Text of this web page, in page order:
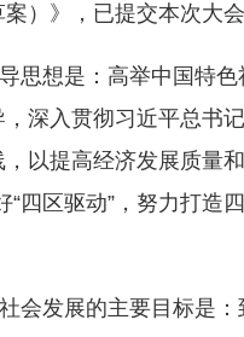
）》，已提交本次大
想是：高举中国特色
深入贯彻习近平总书
以提高经济发展质量
“四区驱动”，努力打
发展的主要目标是：